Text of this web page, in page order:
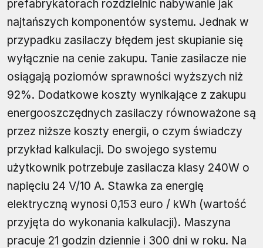
prefabrykatorach rozdzielnic nabywanie jak
najtańszych komponentów systemu. Jednak w
przypadku zasilaczy błędem jest skupianie się
wyłącznie na cenie zakupu. Tanie zasilacze nie
osiągają poziomów sprawności wyższych niż
92%. Dodatkowe koszty wynikające z zakupu
energooszczędnych zasilaczy równoważone są
przez niższe koszty energii, o czym świadczy
przykład kalkulacji. Do swojego systemu
użytkownik potrzebuje zasilacza klasy 240W o
napięciu 24 V/10 A. Stawka za energię
elektryczną wynosi 0,153 euro / kWh (wartość
przyjęta do wykonania kalkulacji). Maszyna
pracuje 21 godzin dziennie i 300 dni w roku. Na